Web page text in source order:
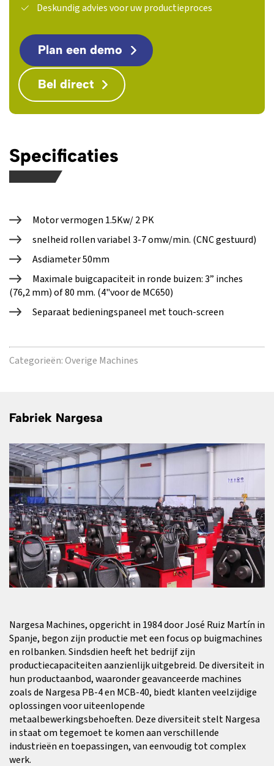
Deskundig advies voor uw productieproces
Plan een demo
Bel direct
Specificaties
Motor vermogen 1.5Kw/ 2 PK
snelheid rollen variabel 3-7 omw/min. (CNC gestuurd)
Asdiameter 50mm
Maximale buigcapaciteit in ronde buizen: 3” inches
(76,2 mm) of 80 mm. (4"voor de MC650)
Separaat bedieningspaneel met touch-screen
Categorieën:Overige Machines
Fabriek Nargesa
Nargesa Machines, opgericht in 1984 door José Ruiz Martín in
Spanje, begon zijn productie met een focus op buigmachines
en rolbanken. Sindsdien heeft het bedrijf zijn
productiecapaciteiten aanzienlijk uitgebreid. De diversiteit in
hun productaanbod, waaronder geavanceerde machines
zoals de Nargesa PB-4 en MCB-40, biedt klanten veelzijdige
oplossingen voor uiteenlopende
metaalbewerkingsbehoeften. Deze diversiteit stelt Nargesa
in staat om tegemoet te komen aan verschillende
industrieën en toepassingen, van eenvoudig tot complex
werk.